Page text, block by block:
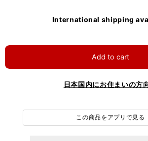
International shipping
Add to cart
日本国内にお住まいの方
この商品をアプリで見る